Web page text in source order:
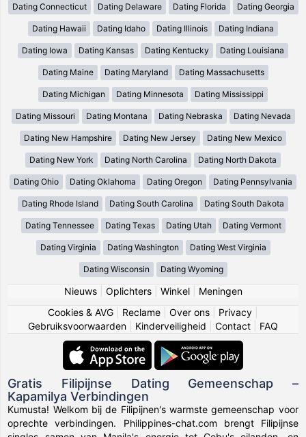
Dating Connecticut Dating Delaware Dating Florida Dating Georgia
Dating Hawaii Dating Idaho Dating Illinois Dating Indiana
Dating Iowa Dating Kansas Dating Kentucky Dating Louisiana
Dating Maine Dating Maryland Dating Massachusetts
Dating Michigan Dating Minnesota Dating Mississippi
Dating Missouri Dating Montana Dating Nebraska Dating Nevada
Dating New Hampshire Dating New Jersey Dating New Mexico
Dating New York Dating North Carolina Dating North Dakota
Dating Ohio Dating Oklahoma Dating Oregon Dating Pennsylvania
Dating Rhode Island Dating South Carolina Dating South Dakota
Dating Tennessee Dating Texas Dating Utah Dating Vermont
Dating Virginia Dating Washington Dating West Virginia
Dating Wisconsin Dating Wyoming
Nieuws| Oplichters| Winkel| Meningen
Cookies & AVG
Reclame Over ons Privacy
Gebruiksvoorwaarden
Kinderveiligheid Contact FAQ
Gratis Filipijnse Dating Gemeenschap –
Kapamilya Verbindingen
Kumusta! Welkom bij de Filipijnen's warmste gemeenschap voor
oprechte verbindingen. Philippines-chat.com brengt Filipijnse